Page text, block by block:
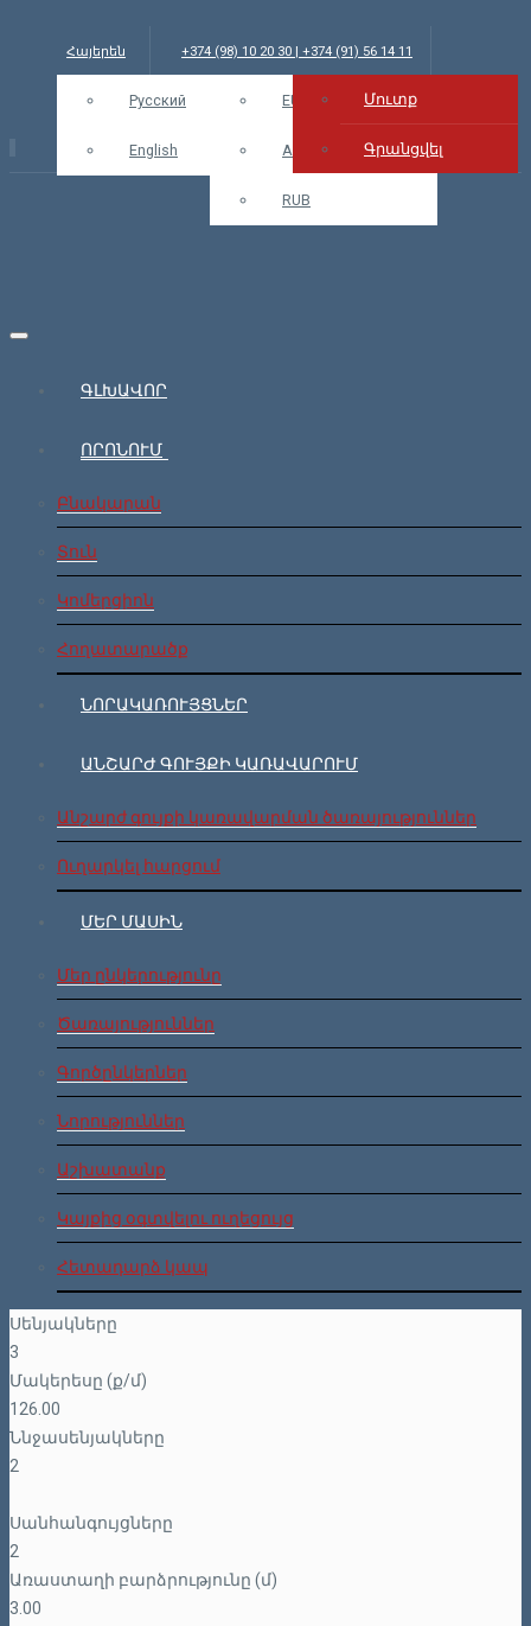
Հայերեն
Русский
English
+374 (98) 10 20 30 | +374 (91) 56 14 11
info@bars.am USD EUR
AMD
RUB
Մուտք Մուտք
Գրանցվել
ԳԼԽԱՎՈՐ
ՈՐՈՆՈՒՄ
Բնակարան
Տուն
Կոմերցիոն
Հողատարածք
ՆՈՐԱԿԱՌՈՒՅՑՆԵՐ
ԱՆՇԱՐԺ ԳՈՒՅՔԻ ԿԱՌԱՎԱՐՈՒՄ
Անշարժ գույքի կառավարման ծառայություններ
Ուղարկել հարցում
ՄԵՐ ՄԱՍԻՆ
Մեր ընկերությունը
Ծառայություններ
Գործընկերներ
Նորություններ
Աշխատանք
Կայքից օգտվելու ուղեցույց
Հետադարձ կապ
Սենյակները
3
Մակերեսը (ք/մ)
126.00
Ննջասենյակները
2
Սանհանգույցները
2
Առաստաղի բարձրությունը (մ)
3.00